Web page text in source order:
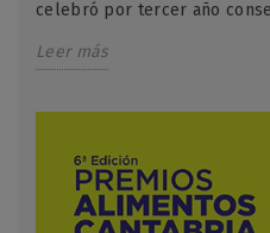
celebró por tercer año
Leer más